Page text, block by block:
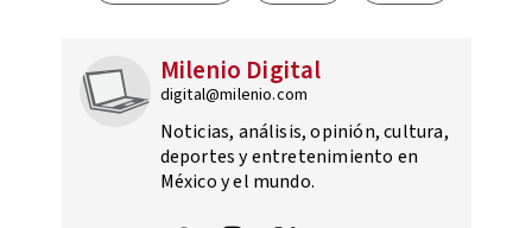
Milenio Digital
digital@milenio.com
Noticias, análisis, opinión, cultura,
deportes y entretenimiento en
México y el mundo.